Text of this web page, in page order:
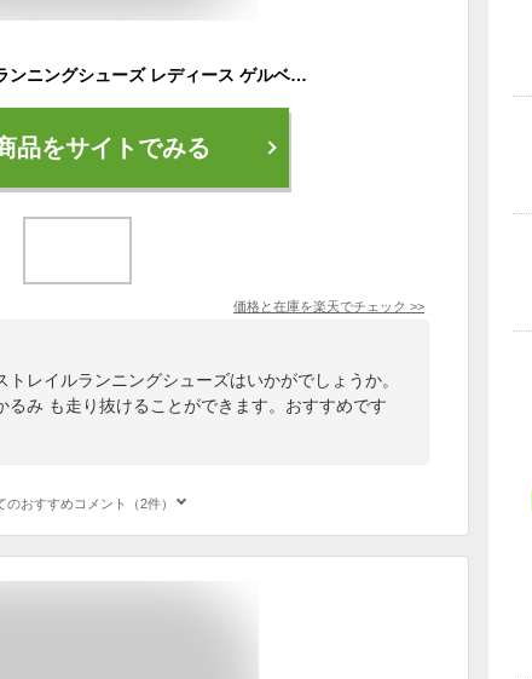
アシックス トレイルランニングシューズ レディース ゲルベンチャー10 ウォータープルーフ ASICS GEL-VENTURE 10 WATERPROOF 1012B760
品をサイトでみる
価格と在庫を楽天でチェック >>
レイルランニングシューズはいかがでしょうか。
るみ も走り抜けることができます。おすすめです
のおすすめコメント（2件）